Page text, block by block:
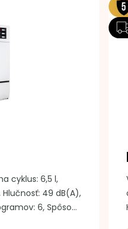
cyklus: 6,5 l,
Hlučnosť: 49 dB(A),
6, Spôsob